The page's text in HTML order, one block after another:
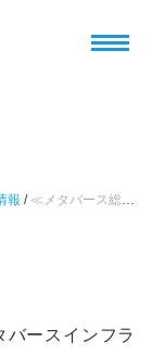
報 / ≪メタバース総研≫に当社取組【メタバースインフラツーリズム】がおすすめ記事として掲載されました！
ースインフラ